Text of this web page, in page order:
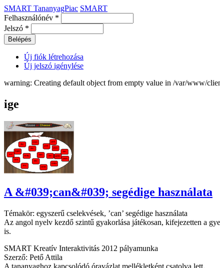
SMART TananyagPiac SMART
Felhasználónév *
Jelszó *
Új fiók létrehozása
Új jelszó igénylése
warning: Creating default object from empty value in /var/www/
ige
A &#039;can&#039; segédige használata
Témakör: egyszerű cselekvések, ’can’ segédige használata
Az angol nyelv kezdő szintű gyakorlása játékosan, kifejezetten a
is.
SMART Kreatív Interaktivitás 2012 pályamunka
Szerző: Pető Attila
A tananyaghoz kapcsolódó óravázlat mellékletként csatolva lett.